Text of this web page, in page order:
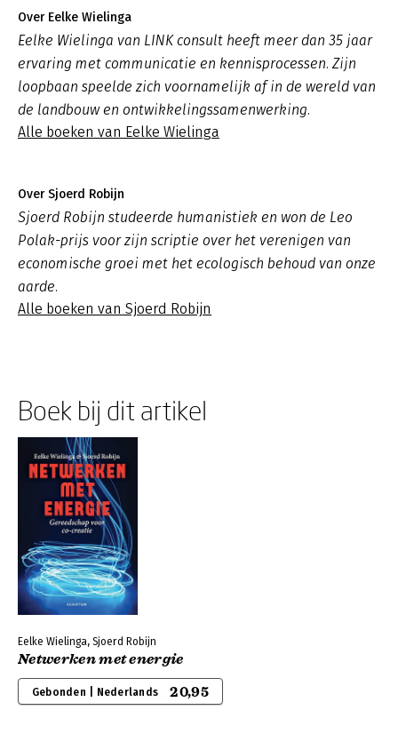
Over Eelke Wielinga
Eelke Wielinga van LINK consult heeft meer dan 35 jaar
ervaring met communicatie en kennisprocessen. Zijn
loopbaan speelde zich voornamelijk af in de wereld van
de landbouw en ontwikkelingssamenwerking.
Alle boeken van Eelke Wielinga
Over Sjoerd Robijn
Sjoerd Robijn studeerde humanistiek en won de Leo
Polak-prijs voor zijn scriptie over het verenigen van
economische groei met het ecologisch behoud van onze
aarde.
Alle boeken van Sjoerd Robijn
Boek bij dit artikel
Eelke Wielinga, Sjoerd Robijn
Netwerken met energie
Gebonden | Nederlands 20,95